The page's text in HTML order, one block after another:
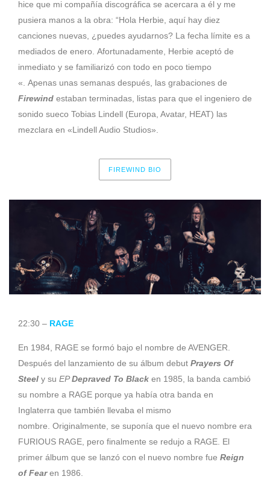
hice que mi compañía discográfica se acercara a él y me
pusiera manos a la obra: “Hola Herbie, aquí hay diez
canciones nuevas, ¿puedes ayudarnos? La fecha límite es a
mediados de enero. Afortunadamente, Herbie aceptó de
inmediato y se familiarizó con todo en poco tiempo
«. Apenas unas semanas después, las grabaciones de
Firewind estaban terminadas, listas para que el ingeniero de
sonido sueco Tobias Lindell (Europa, Avatar, HEAT) las
mezclara en «Lindell Audio Studios».
FIREWIND BIO
22:30 – RAGE
En 1984, RAGE se formó bajo el nombre de AVENGER.
Después del lanzamiento de su álbum debut Prayers Of
Steel y su EPDepraved To Black en 1985, la banda cambió
su nombre a RAGE porque ya había otra banda en
Inglaterra que también llevaba el mismo
nombre. Originalmente, se suponía que el nuevo nombre era
FURIOUS RAGE, pero finalmente se redujo a RAGE. El
primer álbum que se lanzó con el nuevo nombre fue Reign
of Fearen 1986.